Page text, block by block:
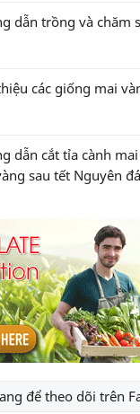
dẫn trồng và chăm
các giống mai
dẫn cắt tỉa cành
sau tết Nguyên
để theo dõi trên